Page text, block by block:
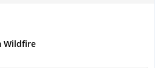
Wildfire